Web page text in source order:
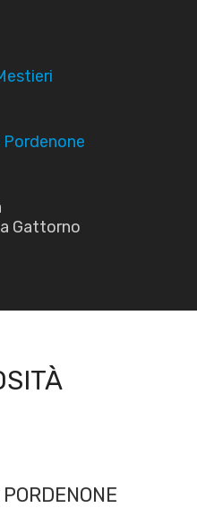
Gattorno